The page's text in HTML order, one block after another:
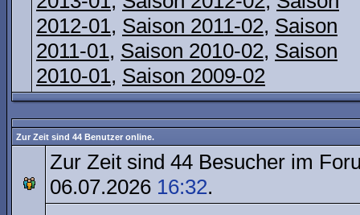
2012-01, Saison 2011-02, Saison
2011-01, Saison 2010-02, Saison
2010-01, Saison 2009-02
Zur Zeit sind 44 Benutzer online.
Zur Zeit sind 44 Besucher im
06.07.2026 16:32.